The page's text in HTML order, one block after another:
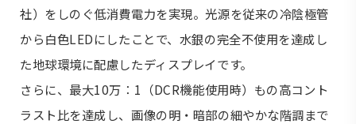
社）をしのぐ低消費電力を実現。光源を従来の冷陰極管
から白色LEDにしたことで、水銀の完全不使用を達成し
た地球環境に配慮したディスプレイです。
さらに、最大10万：1（DCR機能使用時）もの高コント
ラスト比を達成し、画像の明・暗部の細やかな階調まで